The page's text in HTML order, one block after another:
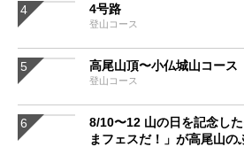
4号路
登山コース
高尾山頂〜小仏城山コース
登山コース
8/10〜12 山の日を記念し
まフェスだ！」が高尾山の